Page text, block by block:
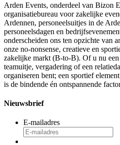
Arden Events, onderdeel van Bizon
organisatiebureau voor zakelijke
Ardennen, personeelsuitjes in de
personeelsdagen en
onderscheiden ons ten opzichte van
onze no-nonsense, creatieve en
zakelijke markt (B-to-B). Of u nu
teamuitje, vergadering of een
organiseren bent; een sportief
is de bindende én ontspannende
Nieuwsbrief
E-mailadres